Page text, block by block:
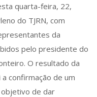
quarta-feira, 22,
do TJRN, com
da
pelo presidente do
O resultado da
confirmação de um
de dar